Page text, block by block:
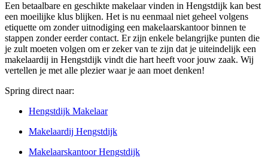
Een betaalbare en geschikte makelaar vinden in Hengstdijk kan best
een moeilijke klus blijken. Het is nu eenmaal niet geheel volgens
etiquette om zonder uitnodiging een makelaarskantoor binnen te
stappen zonder eerder contact. Er zijn enkele belangrijke punten die
je zult moeten volgen om er zeker van te zijn dat je uiteindelijk een
makelaardij in Hengstdijk vindt die hart heeft voor jouw zaak. Wij
vertellen je met alle plezier waar je aan moet denken!
Spring direct naar:
Hengstdijk Makelaar
Makelaardij Hengstdijk
Makelaarskantoor Hengstdijk